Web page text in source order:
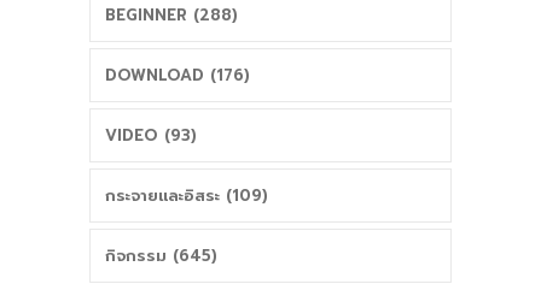
BEGINNER (288)
DOWNLOAD (176)
VIDEO (93)
กระจายและอิสระ (109)
กิจกรรม (645)